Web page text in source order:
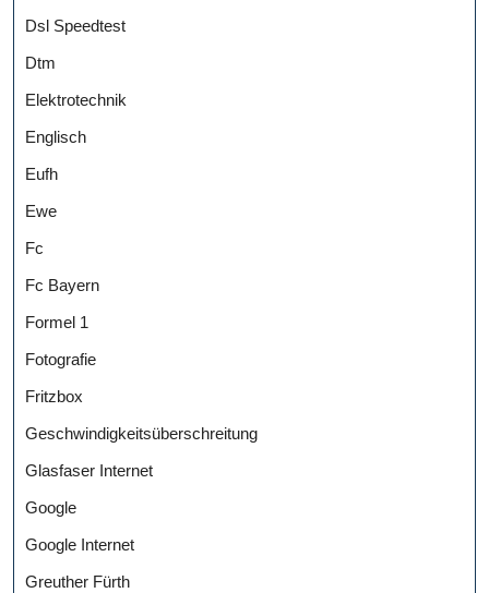
Dsl Speedtest
Dtm
Elektrotechnik
Englisch
Eufh
Ewe
Fc
Fc Bayern
Formel 1
Fotografie
Fritzbox
Geschwindigkeitsüberschreitung
Glasfaser Internet
Google
Google Internet
Greuther Fürth